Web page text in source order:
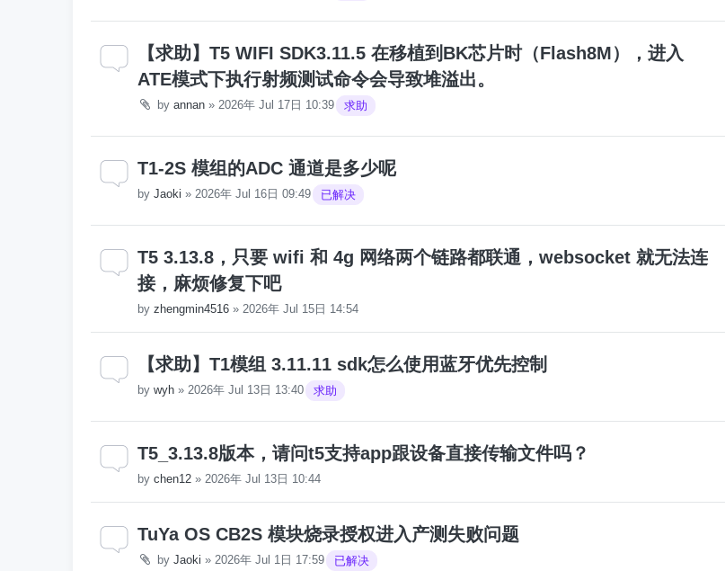
【求助】T5 WIFI SDK3.11.5 在移植到BK芯片时（Flash8M），进入
ATE模式下执行射频测试命令会导致堆溢出。
by annan » 2026年 Jul 17日 10:39 求助
T1-2S 模组的ADC 通道是多少呢
by Jaoki » 2026年 Jul 16日 09:49 已解决
T5 3.13.8，只要 wifi 和 4g 网络两个链路都联通，websocket 就无法连
接，麻烦修复下吧
by zhengmin4516 » 2026年 Jul 15日 14:54
【求助】T1模组 3.11.11 sdk怎么使用蓝牙优先控制
by wyh » 2026年 Jul 13日 13:40 求助
T5_3.13.8版本，请问t5支持app跟设备直接传输文件吗？
by chen12 » 2026年 Jul 13日 10:44
TuYa OS CB2S 模块烧录授权进入产测失败问题
by Jaoki » 2026年 Jul 1日 17:59 已解决